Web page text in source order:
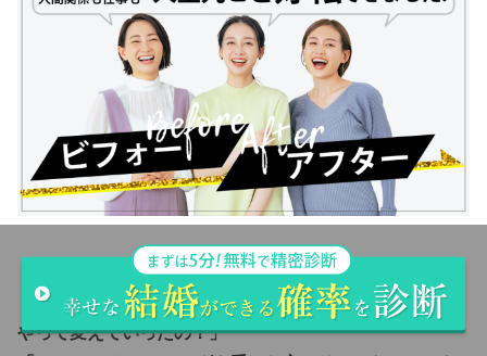
「うまくいかなかった婚活やパートナーとの関係をどう
やって変えていったの？」